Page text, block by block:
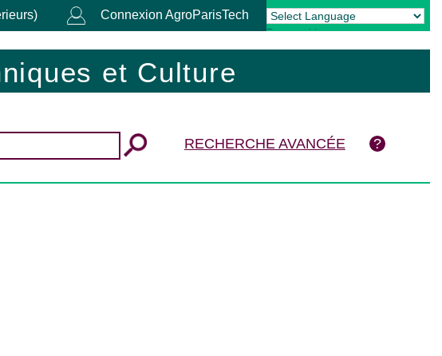
Connexion AgroParisTech
Powered by Translate
et Culture
RECHERCHE AVANCÉE